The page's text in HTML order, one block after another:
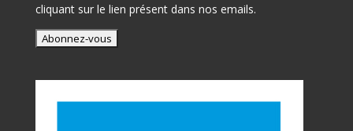
cliquant sur le lien présent dans nos emails.